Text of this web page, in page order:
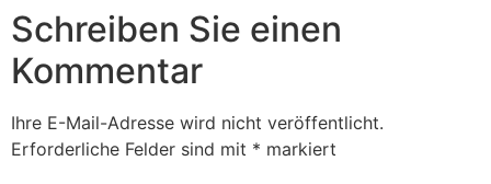
Schreiben Sie einen
Kommentar
Ihre E-Mail-Adresse wird nicht veröffentlicht.
Erforderliche Felder sind mit * markiert